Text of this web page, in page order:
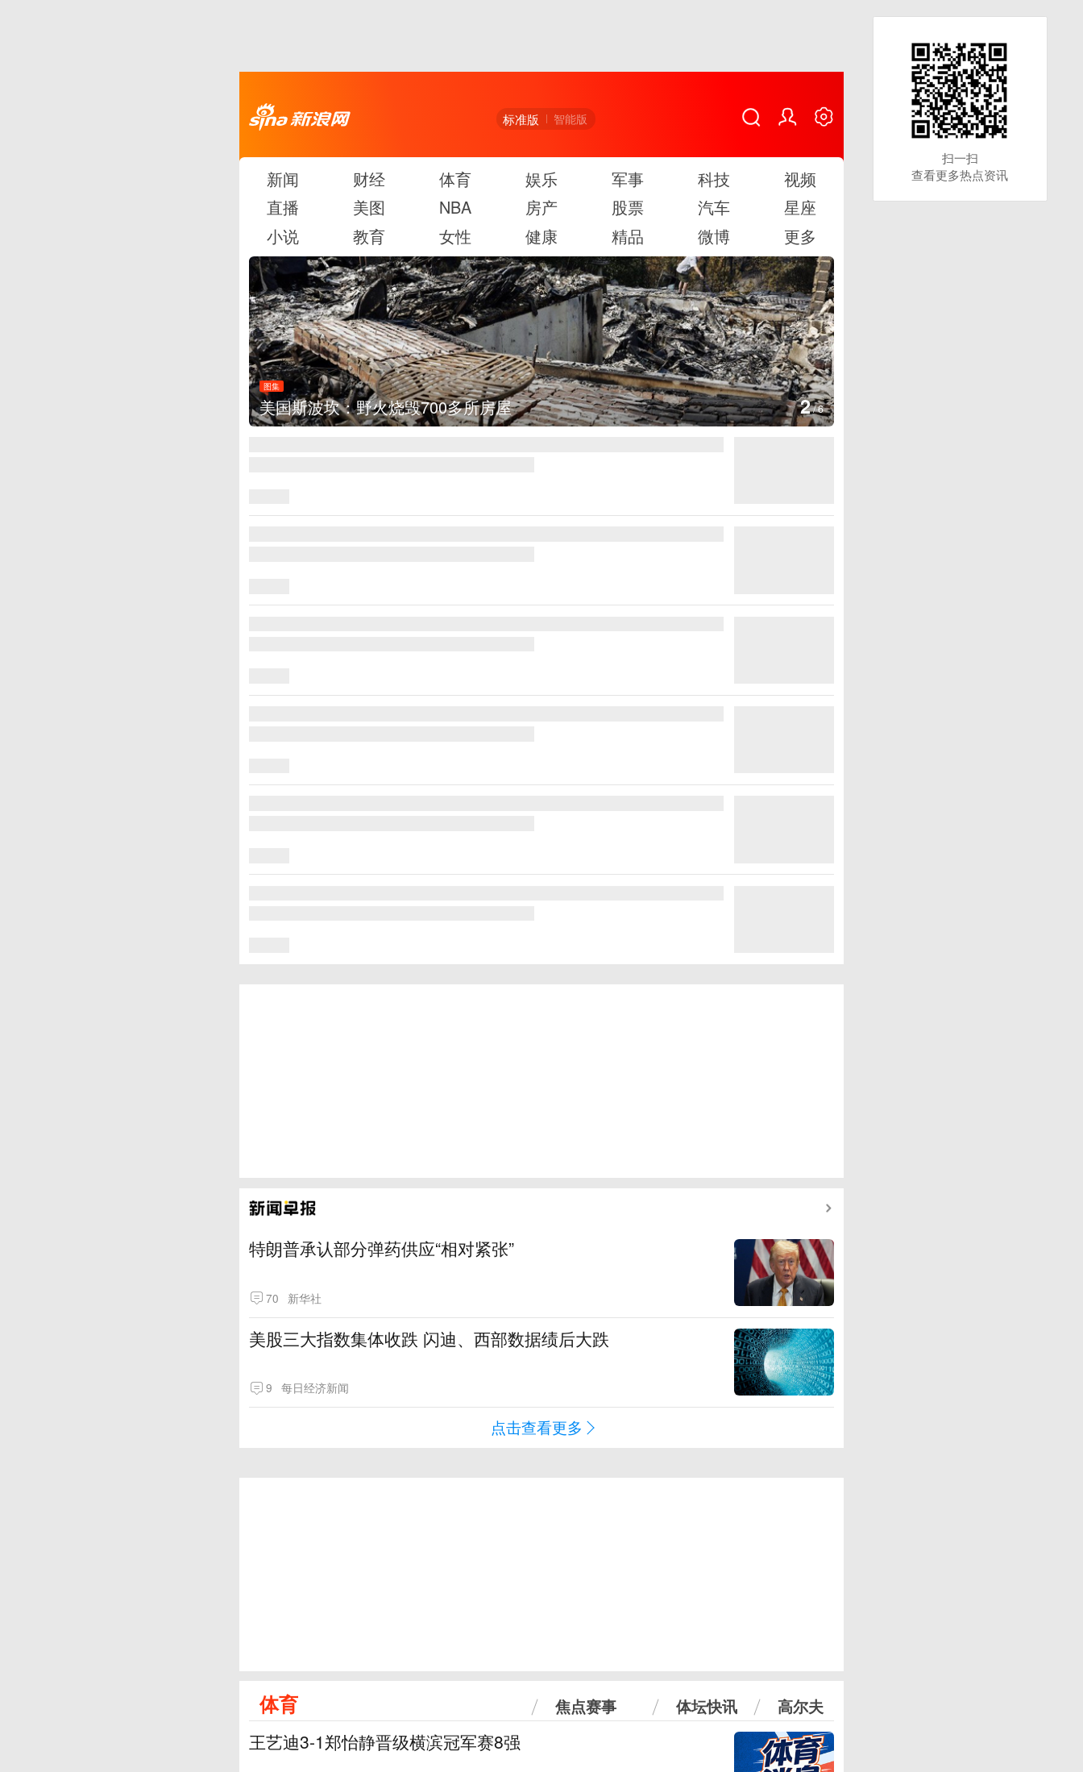
标准版 智能版
新闻 财经 体育 娱乐 军事 科技
视频
直播
美图 NBA 房产 股票 汽车
星座
小说
教育 女性 健康 精品 微博 更多
图集
美国斯波坎：野火烧毁700多所房屋 2/6
特朗普承认部分弹药供应“相对紧张”
70 新华社
美股三大指数集体收跌 闪迪、西部数据绩后大跌
9 每日经济新闻
点击查看更多
体育 焦点赛事 体坛快讯 高尔夫
王艺迪3-1郑怡静晋级横滨冠军赛8强
扫一扫
查看更多热点资讯
扫一扫
查看更多热点资讯